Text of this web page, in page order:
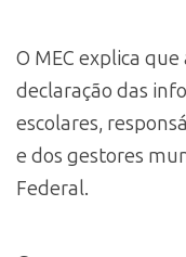
O MEC explica
declaração das
escolares,
e dos gestores
Federal.